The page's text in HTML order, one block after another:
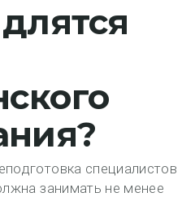
специалистов
занимать не менее